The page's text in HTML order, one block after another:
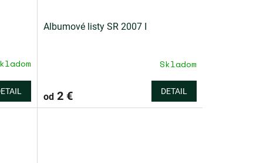
Albumové listy SR 2007 I
Skladom
od2 € DETAIL